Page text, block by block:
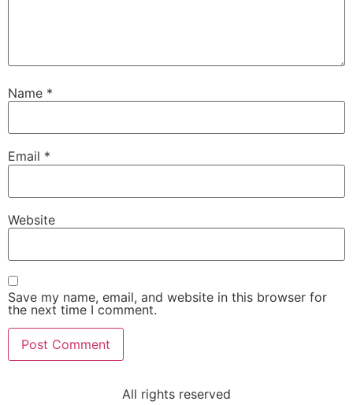
Name *
Email *
Website
Save my name, email, and website in this browser for
the next time I comment.
All rights reserved